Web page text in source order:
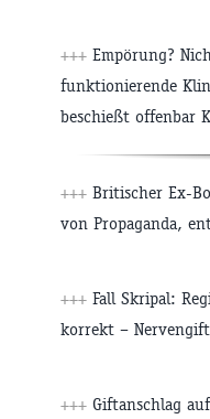
+++ Empörung?
funktionierende
beschießt offenbar
+++ Britischer Ex-
von Propaganda,
+++ Fall Skripal:
korrekt –
+++ Giftanschlag